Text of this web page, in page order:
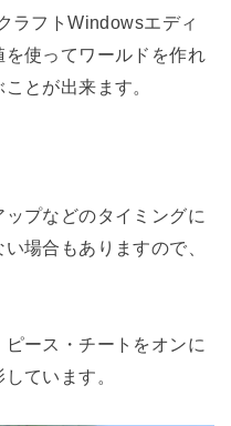
ラフトWindowsエディ
使ってワールドを作れ
とが出来ます。
プなどのタイミングに
場合もありますので、
ース・チートをオンに
ています。